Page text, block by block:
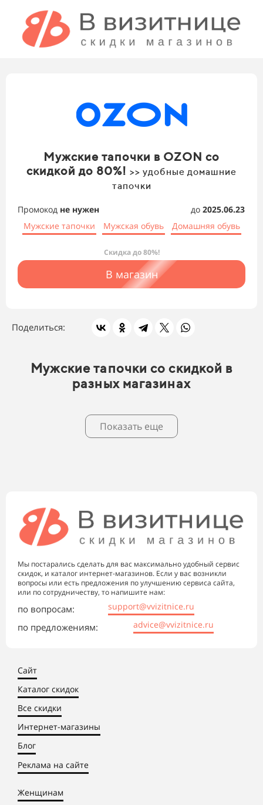
Мужские тапочки в OZON со
скидкой до 80%! >> удобные домашние
тапочки
Промокод не нужен до 2025.06.23
Мужские тапочки
Мужская обувь Домашняя обувь
Скидка до 80%!
В магазин
Поделиться:
Мужские тапочки со скидкой в
разных магазинах
Показать еще
Мы постарались сделать для вас максимально удобный сервис
скидок, и каталог интернет-магазинов. Если у вас возникли
вопросы или есть предложения по улучшению сервиса сайта,
или по сотрудничеству, то напишите нам:
по вопросам: support@vvizitnice.ru
по предложениям: advice@vvizitnice.ru
Сайт
Каталог скидок
Все скидки
Интернет-магазины
Блог
Реклама на сайте
Женщинам